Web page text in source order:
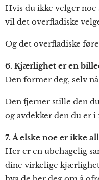
Hvis du ikke velger
vil det overfladiske
Og det overfladiske
6. Kjærlighet er en
Den former deg, selv
Den fjerner stille den
og avdekker den du er
7. Å elske noe er ikke
Her er en ubehagelig
dine virkelige